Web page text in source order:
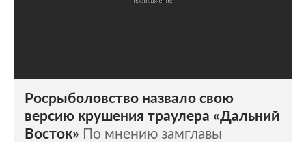
Росрыболовство назвало свою
версию крушения траулера «Дальний
Восток» По мнению замглавы